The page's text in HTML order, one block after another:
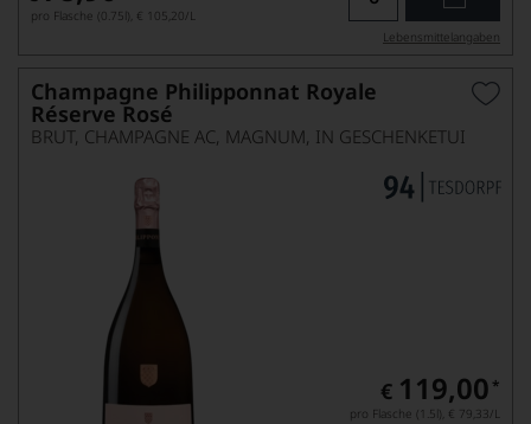
pro Flasche (0.75l), € 105,20/L
Lebensmittel­angaben
Champagne Philipponnat Royale
Réserve Rosé
BRUT, CHAMPAGNE AC, MAGNUM, IN GESCHENKETUI
€ 119,00 *
pro Flasche (1.5l), € 79,33/L